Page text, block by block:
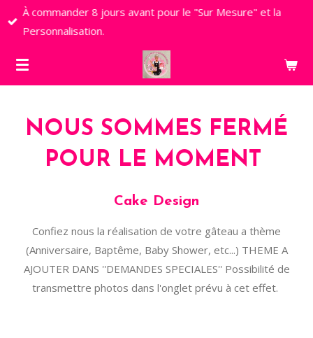
Passer
principal
À commander 8 jours avant pour le "Sur Mesure" et la
Personnalisation.
NOUS SOMMES FERMÉ
POUR LE MOMENT
Cake Design
Confiez nous la réalisation de votre gâteau a thème
(Anniversaire, Baptême, Baby Shower, etc...) THEME A
AJOUTER DANS ''DEMANDES SPECIALES'' Possibilité de
transmettre photos dans l'onglet prévu à cet effet.